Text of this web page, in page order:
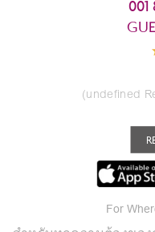
(undefined
For